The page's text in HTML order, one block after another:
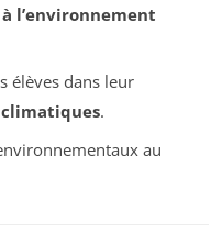
l’environnement
élèves dans leur
.
au